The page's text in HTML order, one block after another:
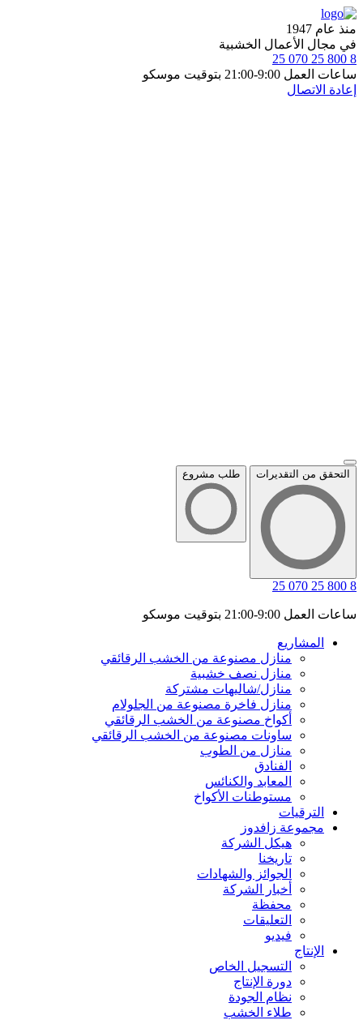
منذ عام 1947
في مجال الأعمال الخشبية
8 800 25 070 25
ساعات العمل 9:00-21:00 بتوقيت موسكو
إعادة الاتصال
التحقق من التقديرات طلب مشروع
8 800 25 070 25
ساعات العمل 9:00-21:00 بتوقيت موسكو
المشاريع
منازل مصنوعة من الخشب الرقائقي
منازل نصف خشبية
منازل/شاليهات مشتركة
منازل فاخرة مصنوعة من الجلولام
أكواخ مصنوعة من الخشب الرقائقي
ساونات مصنوعة من الخشب الرقائقي
منازل من الطوب
الفنادق
المعابد والكنائس
مستوطنات الأكواخ
الترقيات
مجموعة زافدوز
هيكل الشركة
تاريخنا
الجوائز والشهادات
أخبار الشركة
محفظة
التعليقات
فيديو
الإنتاج
التسجيل الخاص
دورة الإنتاج
نظام الجودة
طلاء الخشب